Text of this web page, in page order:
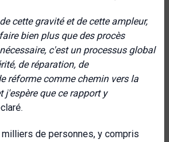
cette gravité et de cette ampleur,
bien plus que des procès
c'est un processus global
de réparation, de
réforme comme chemin vers la
j'espère que ce rapport y
de personnes, y compris